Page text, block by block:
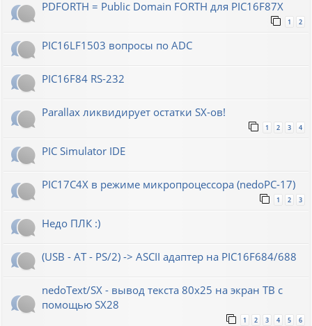
PDFORTH = Public Domain FORTH для PIC16F87X
1 2
PIC16LF1503 вопросы по ADC
PIC16F84 RS-232
Parallax ликвидирует остатки SX-ов!
1 2 3 4
PIC Simulator IDE
PIC17C4X в режиме микропроцессора (nedoPC-17)
1 2 3
Недо ПЛК :)
(USB - AT - PS/2) -> ASCII адаптер на PIC16F684/688
nedoText/SX - вывод текста 80x25 на экран ТВ с
помощью SX28
1 2 3 4 5 6